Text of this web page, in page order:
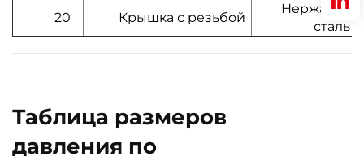
20 Крышка с резьбой
сталь
Таблица размеров
давления по